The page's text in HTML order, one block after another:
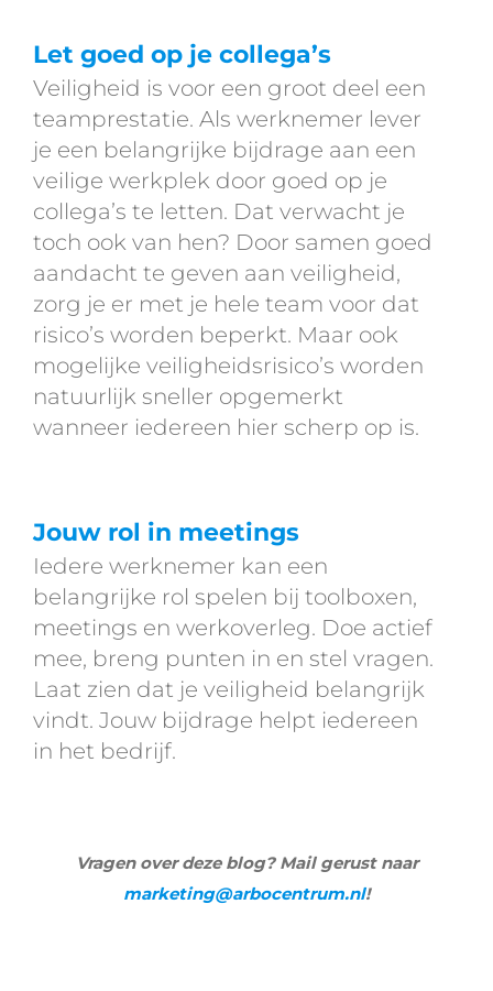
Let goed op je collega’s
Veiligheid is voor een groot deel een
teamprestatie. Als werknemer lever
je een belangrijke bijdrage aan een
veilige werkplek door goed op je
collega’s te letten. Dat verwacht je
toch ook van hen? Door samen goed
aandacht te geven aan veiligheid,
zorg je er met je hele team voor dat
risico’s worden beperkt. Maar ook
mogelijke veiligheidsrisico’s worden
natuurlijk sneller opgemerkt
wanneer iedereen hier scherp op is.
Jouw rol in meetings
Iedere werknemer kan een
belangrijke rol spelen bij toolboxen,
meetings en werkoverleg. Doe actief
mee, breng punten in en stel vragen.
Laat zien dat je veiligheid belangrijk
vindt. Jouw bijdrage helpt iedereen
in het bedrijf.
Vragen over deze blog? Mail gerust naar
marketing@arbocentrum.nl!